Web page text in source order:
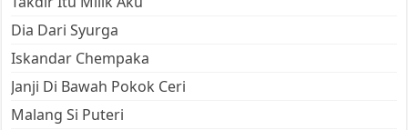
Dia Dari Syurga
Iskandar Chempaka
Janji Di Bawah Pokok Ceri
Malang Si Puteri